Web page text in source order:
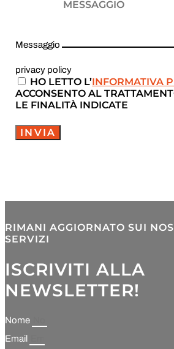
Messaggio
privacy policy
HO LETTO L’INFORMATIVA
ACCONSENTO AL
LE FINALITÀ INDICATE
INVIA
RIMANI AGGIORNATO SUI
SERVIZI
ISCRIVITI ALLA
NEWSLETTER!
Nome
Email